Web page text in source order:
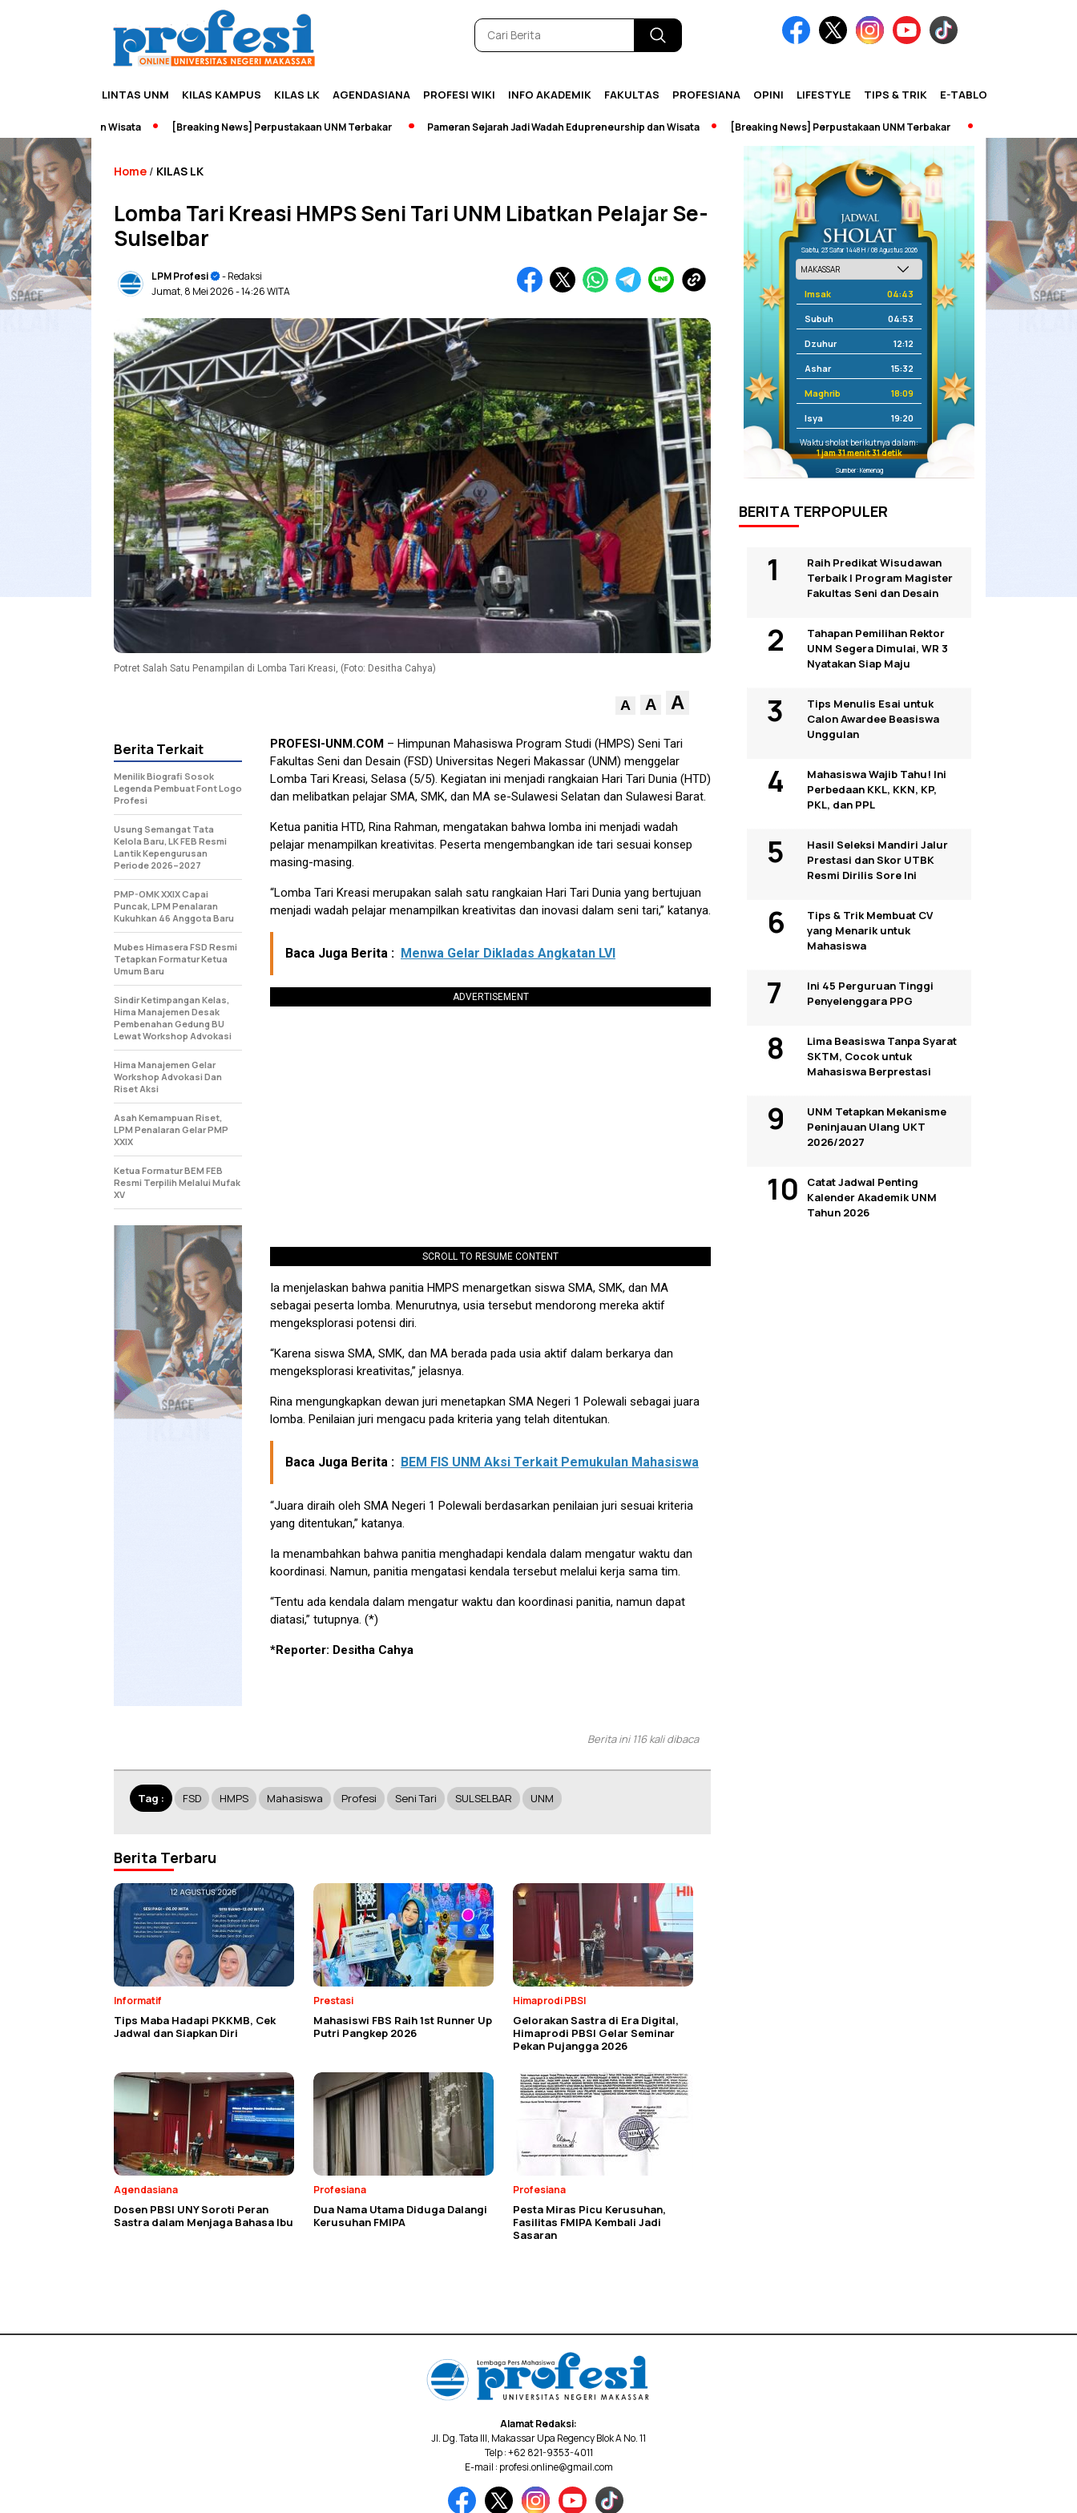
LINTAS UNM KILAS KAMPUS KILAS LK AGENDASIANA PROFESI WIKI INFO AKADEMIK FAKULTAS PROFESIANA OPINI LIFESTYLE TIPS & TRIK E-TABLOID
dan Wisata [Breaking News] Perpustakaan UNM Terbakar Pameran Sejarah Jadi Wadah Edupreneurship dan Wisata [Breaking News] Perpustakaan UNM Terbakar
Home / KILAS LK
Lomba Tari Kreasi HMPS Seni Tari UNM Libatkan Pelajar Se-
Sulselbar
LPM Profesi
- Redaksi
Jumat, 8 Mei 2026- 14:26 WITA
Potret Salah Satu Penampilan di Lomba Tari Kreasi, (Foto: Desitha Cahya)
A A A
PROFESI-UNM.COM – Himpunan Mahasiswa Program Studi (HMPS) Seni Tari
Fakultas Seni dan Desain (FSD) Universitas Negeri Makassar (UNM) menggelar
Lomba Tari Kreasi, Selasa (5/5). Kegiatan ini menjadi rangkaian Hari Tari Dunia (HTD)
dan melibatkan pelajar SMA, SMK, dan MA se-Sulawesi Selatan dan Sulawesi Barat.
Ketua panitia HTD, Rina Rahman, mengatakan bahwa lomba ini menjadi wadah
pelajar menampilkan kreativitas. Peserta mengembangkan ide tari sesuai konsep
masing-masing.
“Lomba Tari Kreasi merupakan salah satu rangkaian Hari Tari Dunia yang bertujuan
menjadi wadah pelajar menampilkan kreativitas dan inovasi dalam seni tari,” katanya.
Baca Juga Berita : Menwa Gelar Dikladas Angkatan LVI
ADVERTISEMENT
SCROLL TO RESUME CONTENT
Ia menjelaskan bahwa panitia HMPS menargetkan siswa SMA, SMK, dan MA
sebagai peserta lomba. Menurutnya, usia tersebut mendorong mereka aktif
mengeksplorasi potensi diri.
“Karena siswa SMA, SMK, dan MA berada pada usia aktif dalam berkarya dan
mengeksplorasi kreativitas,” jelasnya.
Rina mengungkapkan dewan juri menetapkan SMA Negeri 1 Polewali sebagai juara
lomba. Penilaian juri mengacu pada kriteria yang telah ditentukan.
Baca Juga Berita : BEM FIS UNM Aksi Terkait Pemukulan Mahasiswa
“Juara diraih oleh SMA Negeri 1 Polewali berdasarkan penilaian juri sesuai kriteria
yang ditentukan,” katanya.
Ia menambahkan bahwa panitia menghadapi kendala dalam mengatur waktu dan
koordinasi. Namun, panitia mengatasi kendala tersebut melalui kerja sama tim.
“Tentu ada kendala dalam mengatur waktu dan koordinasi panitia, namun dapat
diatasi,” tutupnya. (*)
*Reporter: Desitha Cahya
Berita Terkait
Menilik Biografi Sosok
Legenda Pembuat Font Logo
Profesi
Usung Semangat Tata
Kelola Baru, LK FEB Resmi
Lantik Kepengurusan
Periode 2026–2027
PMP-OMK XXIX Capai
Puncak, LPM Penalaran
Kukuhkan 46 Anggota Baru
Mubes Himasera FSD Resmi
Tetapkan Formatur Ketua
Umum Baru
Sindir Ketimpangan Kelas,
Hima Manajemen Desak
Pembenahan Gedung BU
Lewat Workshop Advokasi
Hima Manajemen Gelar
Workshop Advokasi Dan
Riset Aksi
Asah Kemampuan Riset,
LPM Penalaran Gelar PMP
XXIX
Ketua Formatur BEM FEB
Resmi Terpilih Melalui Mufak
XV
Berita ini 116 kali dibaca
Tag : FSD HMPS Mahasiswa Profesi Seni Tari SULSELBAR UNM
Berita Terbaru
Informatif
Tips Maba Hadapi PKKMB, Cek
Jadwal dan Siapkan Diri
Prestasi
Mahasiswi FBS Raih 1st Runner Up
Putri Pangkep 2026
Himaprodi PBSI
Gelorakan Sastra di Era Digital,
Himaprodi PBSI Gelar Seminar
Pekan Pujangga 2026
Agendasiana
Dosen PBSI UNY Soroti Peran
Sastra dalam Menjaga Bahasa Ibu
Profesiana
Dua Nama Utama Diduga Dalangi
Kerusuhan FMIPA
Profesiana
Pesta Miras Picu Kerusuhan,
Fasilitas FMIPA Kembali Jadi
Sasaran
Sabtu, 23 Safar 1448 H / 08 Agustus 2026
Imsak 04:43
Subuh 04:53
Dzuhur 12:12
Ashar 15:32
Maghrib 18:09
Isya 19:20
Waktu sholat berikutnya dalam:
1 jam 31 menit 30 detik
Sumber: Kemenag
BERITA TERPOPULER
Raih Predikat Wisudawan
Terbaik I Program Magister
Fakultas Seni dan Desain
Tahapan Pemilihan Rektor
UNM Segera Dimulai, WR 3
Nyatakan Siap Maju
Tips Menulis Esai untuk
Calon Awardee Beasiswa
Unggulan
Mahasiswa Wajib Tahu! Ini
Perbedaan KKL, KKN, KP,
PKL, dan PPL
Hasil Seleksi Mandiri Jalur
Prestasi dan Skor UTBK
Resmi Dirilis Sore Ini
Tips & Trik Membuat CV
yang Menarik untuk
Mahasiswa
Ini 45 Perguruan Tinggi
Penyelenggara PPG
Lima Beasiswa Tanpa Syarat
SKTM, Cocok untuk
Mahasiswa Berprestasi
UNM Tetapkan Mekanisme
Peninjauan Ulang UKT
2026/2027
Catat Jadwal Penting
Kalender Akademik UNM
Tahun 2026
Alamat Redaksi:
Jl. Dg. Tata III, Makassar Upa Regency Blok A No. 11
Telp : +62 821-9353-4011
E-mail : profesi.online@gmail.com